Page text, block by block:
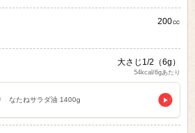
200㏄
大さじ1/2（6g）
54kcal/6gあたり
なたねサラダ油 1400g